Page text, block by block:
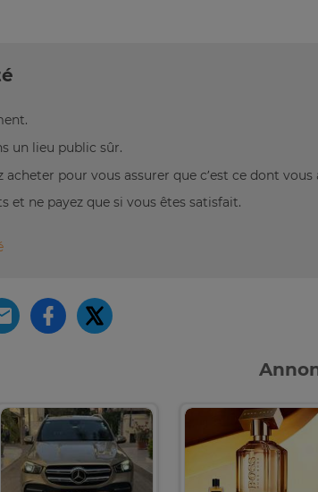
un lieu public sûr.
acheter pour vous assurer que c’est ce dont vous
et ne payez que si vous êtes satisfait.